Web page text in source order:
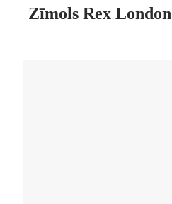
Zīmols Rex London